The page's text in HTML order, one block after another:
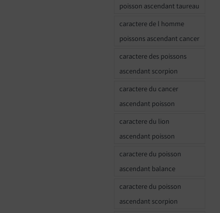
poisson ascendant taureau
caractere de l homme
poissons ascendant cancer
caractere des poissons
ascendant scorpion
caractere du cancer
ascendant poisson
caractere du lion
ascendant poisson
caractere du poisson
ascendant balance
caractere du poisson
ascendant scorpion